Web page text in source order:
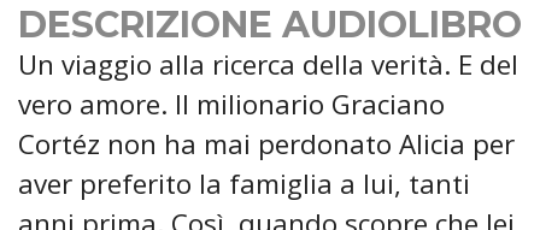
DESCRIZIONE AUDIOLIBRO
Un viaggio alla ricerca della verità. E del
vero amore. Il milionario Graciano
Cortéz non ha mai perdonato Alicia per
aver preferito la famiglia a lui, tanti